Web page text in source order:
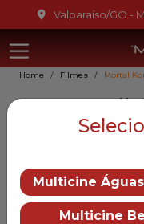
Ir para o conteúdo
Ir para o menu
Valparaíso/GO -
Home Filmes Mortal
Multicine
Multicine